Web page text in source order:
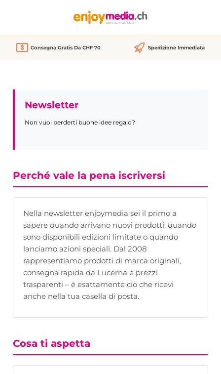
Consegna Gratis Da CHF 70 Spedizione Immediata
Newsletter
Non vuoi perderti buone idee regalo?
Perché vale la pena iscriversi
Nella newsletter enjoymedia sei il primo a
sapere quando arrivano nuovi prodotti, quando
sono disponibili edizioni limitate o quando
lanciamo azioni speciali. Dal 2008
rappresentiamo prodotti di marca originali,
consegna rapida da Lucerna e prezzi
trasparenti – è esattamente ciò che ricevi
anche nella tua casella di posta.
Cosa ti aspetta